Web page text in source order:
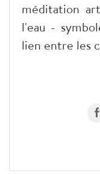
méditation
l'eau -
lien entre les